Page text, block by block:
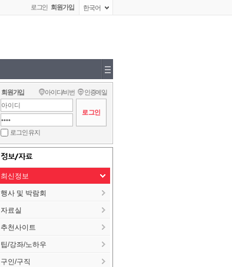
로그인 회원가입 한국어
회원가입 아이디/비번 인증메일
로그인 유지
정보/자료
최신정보
행사 및 박람회
자료실
추천사이트
팁/강좌/노하우
구인/구직